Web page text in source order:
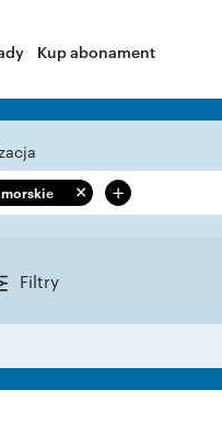
Kup abonament
+
Filtry